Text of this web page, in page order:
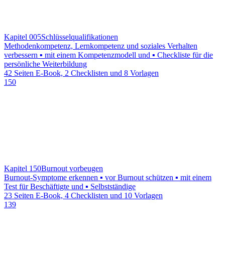
Kapitel 005Schlüsselqualifikationen
Methodenkompetenz, Lernkompetenz und soziales Verhalten
verbessern ▪ mit einem Kompetenzmodell und ▪ Checkliste für die
persönliche Weiterbildung
42 Seiten E-Book, 2 Checklisten und 8 Vorlagen
150
Kapitel 150Burnout vorbeugen
Burnout-Symptome erkennen ▪ vor Burnout schützen ▪ mit einem
Test für Beschäftigte und ▪ Selbstständige
23 Seiten E-Book, 4 Checklisten und 10 Vorlagen
139